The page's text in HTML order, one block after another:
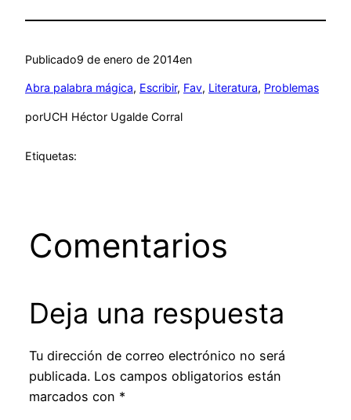
Publicado9 de enero de 2014en
Abra palabra mágica, Escribir, Fav, Literatura, Problemas
porUCH Héctor Ugalde Corral
Etiquetas:
Comentarios
Deja una respuesta
Tu dirección de correo electrónico no será
publicada. Los campos obligatorios están
marcados con *